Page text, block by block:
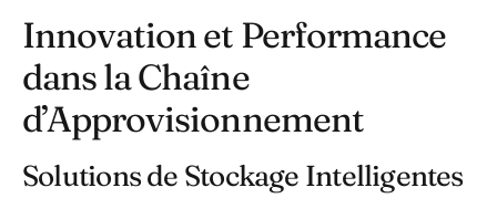
Innovation et Performance
dans la Chaîne
d’Approvisionnement
Solutions de Stockage Intelligentes